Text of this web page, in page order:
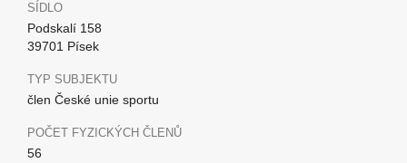
SÍDLO
Podskalí 158
39701 Písek
TYP SUBJEKTU
člen České unie sportu
POČET FYZICKÝCH ČLENŮ
56